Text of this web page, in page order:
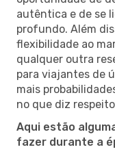
autêntica e de se
profundo. Além
flexibilidade ao
qualquer outra
para viajantes de
mais
no que diz
Aqui estão
fazer durante a